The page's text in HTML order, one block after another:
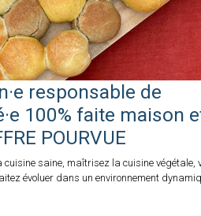
responsable de
100% faite maison
POURVUE
cuisine saine, maîtrisez la cuisine végétale,
évoluer dans un environnement